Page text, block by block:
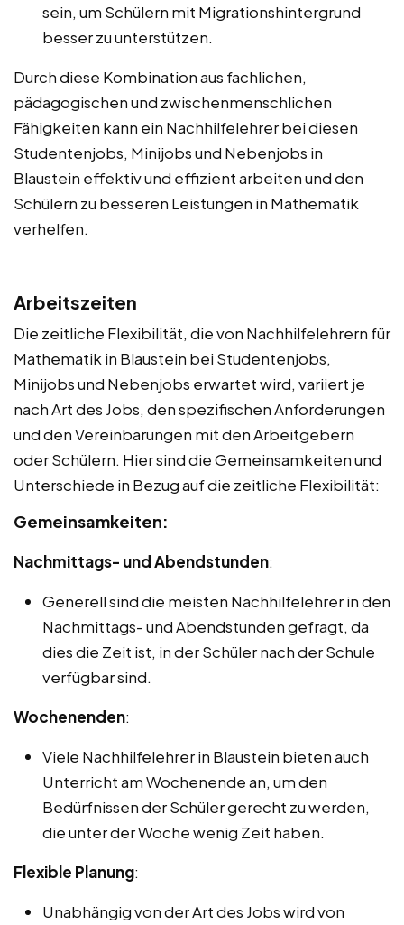
sein, um Schülern mit Migrationshintergrund
besser zu unterstützen.
Durch diese Kombination aus fachlichen,
pädagogischen und zwischenmenschlichen
Fähigkeiten kann ein Nachhilfelehrer bei diesen
Studentenjobs, Minijobs und Nebenjobs in
Blaustein effektiv und effizient arbeiten und den
Schülern zu besseren Leistungen in Mathematik
verhelfen.
Arbeitszeiten
Die zeitliche Flexibilität, die von Nachhilfelehrern für
Mathematik in Blaustein bei Studentenjobs,
Minijobs und Nebenjobs erwartet wird, variiert je
nach Art des Jobs, den spezifischen Anforderungen
und den Vereinbarungen mit den Arbeitgebern
oder Schülern. Hier sind die Gemeinsamkeiten und
Unterschiede in Bezug auf die zeitliche Flexibilität:
Gemeinsamkeiten:
Nachmittags- und Abendstunden:
Generell sind die meisten Nachhilfelehrer in den
Nachmittags- und Abendstunden gefragt, da
dies die Zeit ist, in der Schüler nach der Schule
verfügbar sind.
Wochenenden:
Viele Nachhilfelehrer in Blaustein bieten auch
Unterricht am Wochenende an, um den
Bedürfnissen der Schüler gerecht zu werden,
die unter der Woche wenig Zeit haben.
Flexible Planung:
Unabhängig von der Art des Jobs wird von